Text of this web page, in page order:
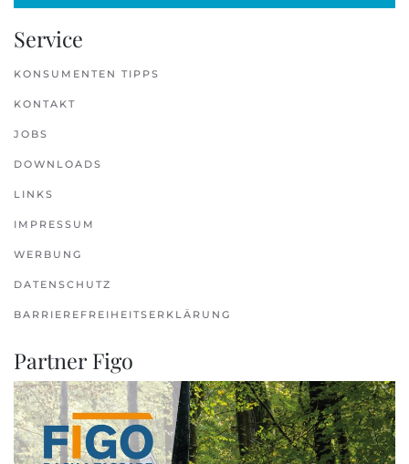
Service
KONSUMENTEN TIPPS
KONTAKT
JOBS
DOWNLOADS
LINKS
IMPRESSUM
WERBUNG
DATENSCHUTZ
BARRIEREFREIHEITSERKLÄRUNG
Partner Figo